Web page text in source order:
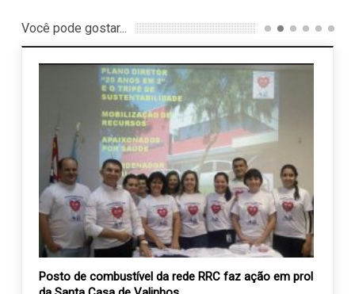
Você pode gostar...
Posto de combustível da rede RRC faz ação em prol